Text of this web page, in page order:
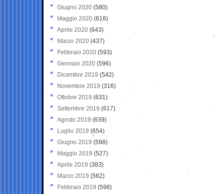
Giugno 2020 (580)
Maggio 2020 (618)
Aprile 2020 (643)
Marzo 2020 (437)
Febbraio 2020 (593)
Gennaio 2020 (596)
Dicembre 2019 (542)
Novembre 2019 (316)
Ottobre 2019 (631)
Settembre 2019 (617)
Agosto 2019 (639)
Luglio 2019 (654)
Giugno 2019 (598)
Maggio 2019 (527)
Aprile 2019 (383)
Marzo 2019 (562)
Febbraio 2019 (598)